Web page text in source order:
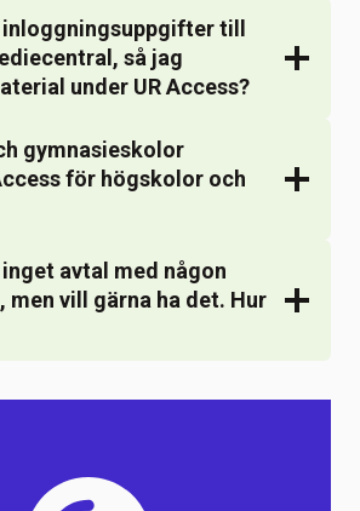
till
så jag
under UR Access?
gymnasieskolor
för högskolor och
avtal med någon
men vill gärna ha det. Hur